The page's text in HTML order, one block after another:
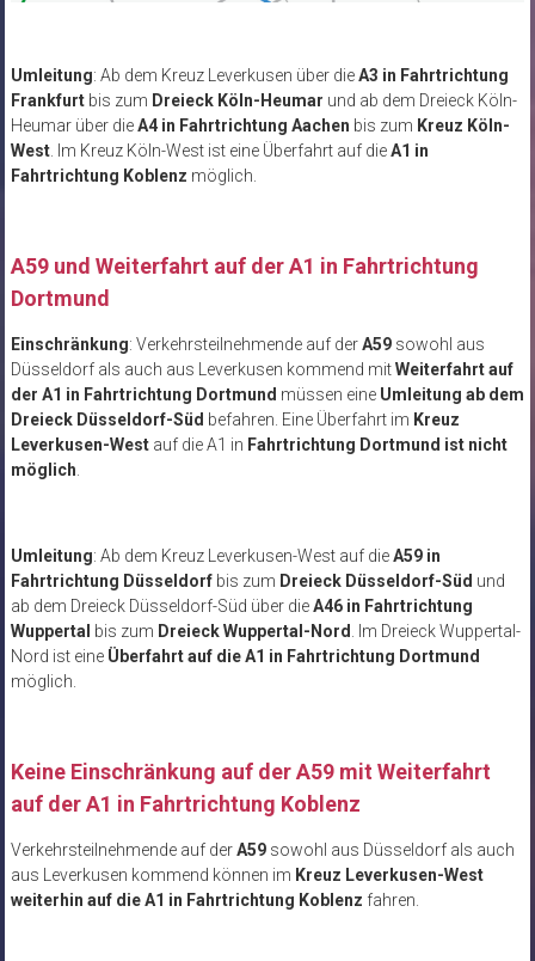
Umleitung: Ab dem Kreuz Leverkusen über dieA3 in Fahrtrichtung
Frankfurtbis zum Dreieck Köln-Heumar und ab dem Dreieck Köln-
Heumar über dieA4 in Fahrtrichtung Aachen bis zum Kreuz Köln-
West. Im Kreuz Köln-West ist eine Überfahrt auf dieA1 in
Fahrtrichtung Koblenz möglich.
A59 und Weiterfahrt auf der A1 in Fahrtrichtung
Dortmund
Einschränkung: Verkehrsteilnehmende auf derA59sowohl aus
Düsseldorf als auch aus Leverkusen kommend mitWeiterfahrt auf
der A1 in Fahrtrichtung Dortmund müssen eine Umleitung ab dem
Dreieck Düsseldorf-Süd befahren. Eine Überfahrt im Kreuz
Leverkusen-Westauf die A1 in Fahrtrichtung Dortmund ist nicht
möglich.
Umleitung: Ab dem Kreuz Leverkusen-West auf dieA59 in
Fahrtrichtung Düsseldorfbis zum Dreieck Düsseldorf-Süd und
ab dem Dreieck Düsseldorf-Süd über dieA46 in Fahrtrichtung
Wuppertal bis zum Dreieck Wuppertal-Nord. Im Dreieck Wuppertal-
Nord ist eine Überfahrt auf die A1 in Fahrtrichtung Dortmund
möglich.
Keine Einschränkung auf der A59 mit Weiterfahrt
auf der A1 in Fahrtrichtung Koblenz
Verkehrsteilnehmende auf derA59sowohl aus Düsseldorf als auch
aus Leverkusen kommend können im Kreuz Leverkusen-West
weiterhin auf die A1 in Fahrtrichtung Koblenz fahren.